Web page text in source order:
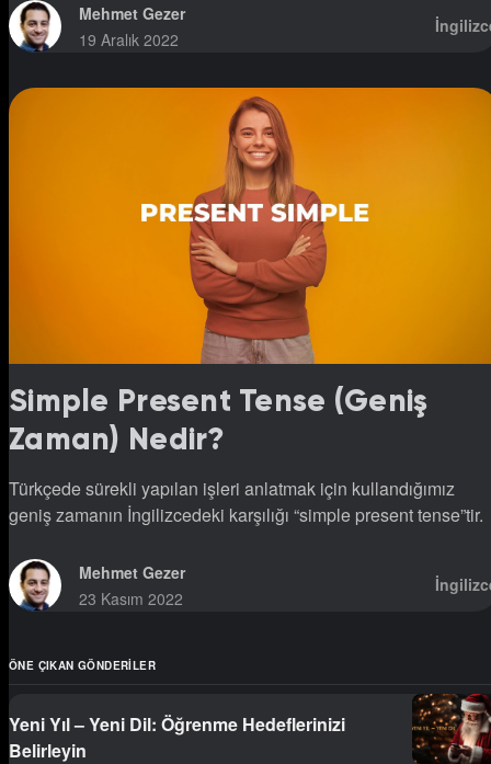
Mehmet Gezer
19 Aralık 2022
Simple Present Tense (Geniş
Zaman) Nedir?
Türkçede sürekli yapılan işleri anlatmak için kullandığımız
geniş zamanın İngilizcedeki karşılığı “simple present tense”tir.
Mehmet Gezer
23 Kasım 2022
ÖNE ÇIKAN GÖNDERILER
Yeni Yıl – Yeni Dil: Öğrenme Hedeflerinizi
Belirleyin